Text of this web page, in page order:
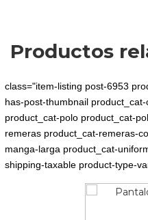
Productos
class="item-listing post-6953
has-post-thumbnail
product_cat-polo product_cat-
remeras product_cat-remeras-
manga-larga product_cat-
shipping-taxable product-type-